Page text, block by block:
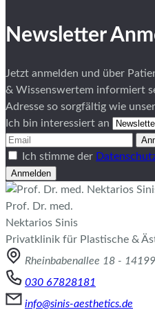
Newsletter
Jetzt anmelden und über
& Wissenswertem informiert
Adresse so sorgfältig wie
Ich bin interessiert an
Ich stimme der
Anmelden
Prof. Dr. med.
Nektarios Sinis
Privatklinik für Plastische &
Rheinbabenallee 18 -
030 67828181
info@sinis-aesthetics.de